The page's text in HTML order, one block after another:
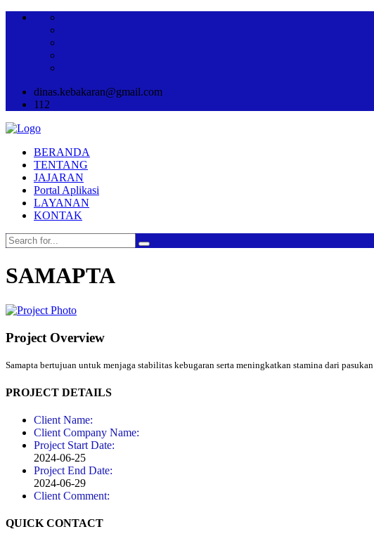
dinas.kebakaran@gmail.com
112
BERANDA
TENTANG
JAJARAN
Portal Aplikasi
LAYANAN
KONTAK
SAMAPTA
Project Overview
Samapta bertujuan untuk menjaga stabilitas kebugaran serta meningkatkan stamina dari pasukan
PROJECT DETAILS
Client Name:
Client Company Name:
Project Start Date:
2024-06-25
Project End Date:
2024-06-29
Client Comment:
QUICK CONTACT